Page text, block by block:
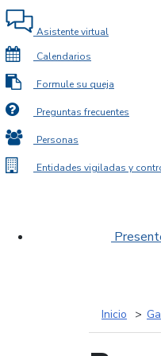
Asistente virtual
Calendarios
Formule su queja
Preguntas frecuentes
Personas
Entidades vigiladas y
Inicio